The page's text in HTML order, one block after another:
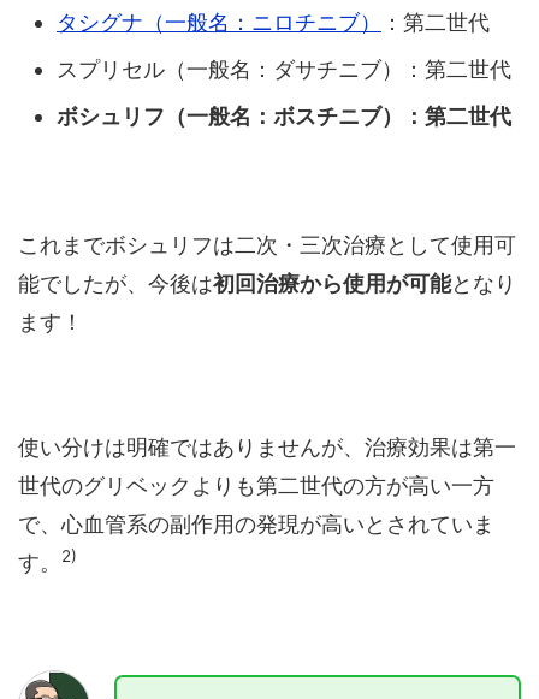
タシグナ（一般名：ニロチニブ）
：第二世代
スプリセル（一般名：ダサチニブ）：第二世代
ボシュリフ（一般名：ボスチニブ）：第二世代
これまでボシュリフは二次・三次治療として使用可
能でしたが、今後は初回治療から使用が可能となり
ます！
使い分けは明確ではありませんが、治療効果は第一
世代のグリベックよりも第二世代の方が高い一方
で、心血管系の副作用の発現が高いとされていま
す。
2)